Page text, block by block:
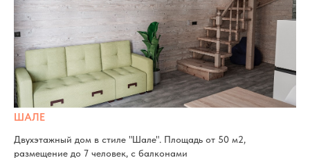
ШАЛЕ
Двухэтажный дом в стиле "Шале". Площадь от 50 м2,
размещение до 7 человек, с балконами